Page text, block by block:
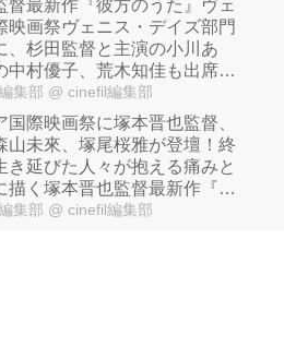
督最新作『彼方のうた』ヴェ
映画祭ヴェニス・デイズ部門
、杉田監督と主演の小川あ
中村優子、荒木知佳も出席！
国際映画祭への出品も決定！
集部 @ cinefil編集部
国際映画祭に塚本晋也監督、
山未來、塚尾桜雅が登壇！終
き延びた人々が抱える痛みと
描く塚本晋也監督最新作『ほ
集部 @ cinefil編集部